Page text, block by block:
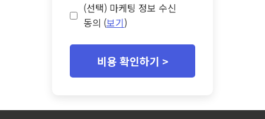
(선택) 마케팅 정보 수신
동의 (보기)
비용 확인하기 >